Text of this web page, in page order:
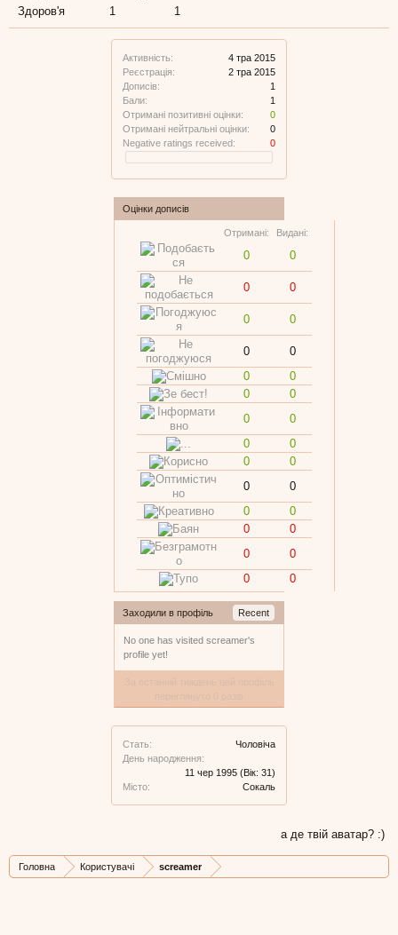
Активність:
4 тра 2015
Реєстрація:
2 тра 2015
Дописів:
1
Бали:
1
Отримані позитивні оцінки:
0
Отримані нейтральні оцінки:
0
Negative ratings received:
0
Оцінки дописів
Отримані: Видані:
0 0
0 0
0 0
0
0
0
0
0
0
0
0
0
0
0
0
0
0
0
0
0
0
0
0
0
0
Заходили в профіль Recent
No one has visited screamer's
profile yet!
Стать:
Чоловіча
День народження:
11 чер 1995 (Вік: 31)
Місто:
Сокаль
Здоров'я
1 1
а де твій аватар? :)
Головна Користувачі screamer